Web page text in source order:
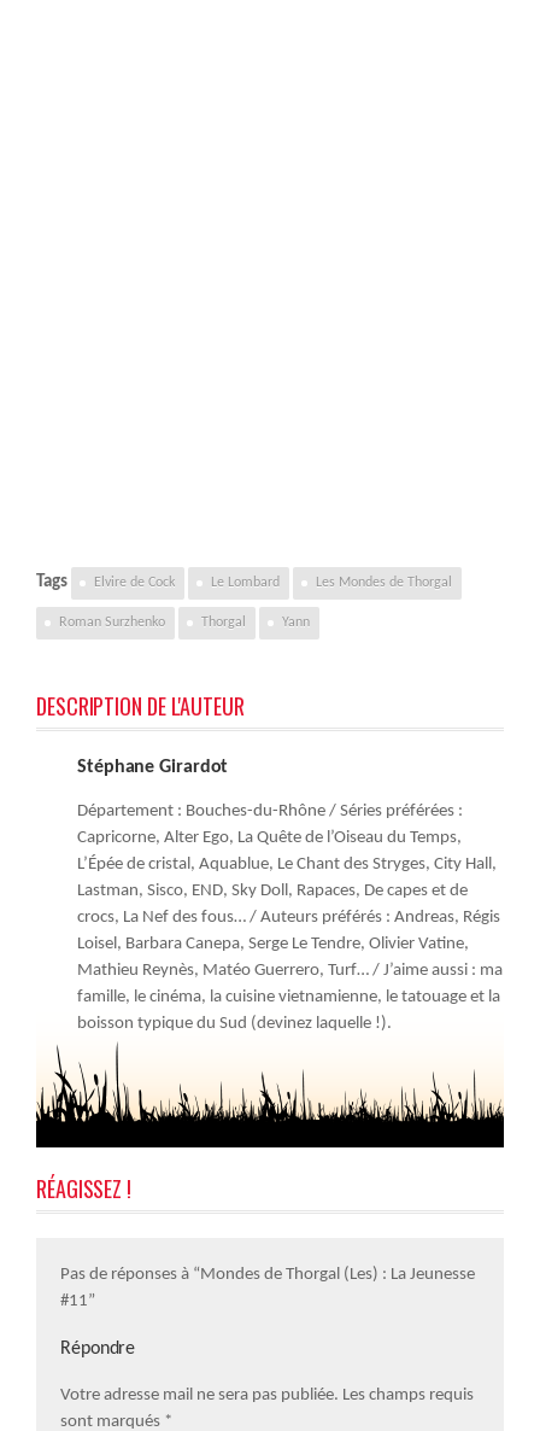
Tags Elvire de Cock Le Lombard Les Mondes de Thorgal
Roman Surzhenko Thorgal Yann
DESCRIPTION DE L'AUTEUR
Stéphane Girardot
Département : Bouches-du-Rhône / Séries préférées :
Capricorne, Alter Ego, La Quête de l’Oiseau du Temps,
L’Épée de cristal, Aquablue, Le Chant des Stryges, City Hall,
Lastman, Sisco, END, Sky Doll, Rapaces, De capes et de
crocs, La Nef des fous… / Auteurs préférés : Andreas, Régis
Loisel, Barbara Canepa, Serge Le Tendre, Olivier Vatine,
Mathieu Reynès, Matéo Guerrero, Turf… / J’aime aussi : ma
famille, le cinéma, la cuisine vietnamienne, le tatouage et la
boisson typique du Sud (devinez laquelle !).
RÉAGISSEZ !
Pas de réponses à “Mondes de Thorgal (Les) : La Jeunesse
#11”
Répondre
Votre adresse mail ne sera pas publiée. Les champs requis
sont marqués *